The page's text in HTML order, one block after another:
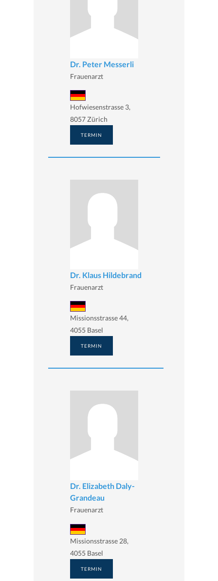
Dr. Peter Messerli
Frauenarzt
Hofwiesenstrasse 3,
8057 Zürich
TERMIN
Dr. Klaus Hildebrand
Frauenarzt
Missionsstrasse 44,
4055 Basel
TERMIN
Dr. Elizabeth Daly-
Grandeau
Frauenarzt
Missionsstrasse 28,
4055 Basel
TERMIN